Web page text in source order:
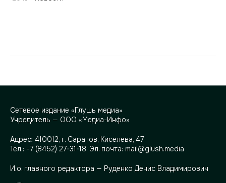
Сетевое издание «Глушь медиа»
Учредитель — ООО «Медиа-Инфо»
Адрес: 410012, г. Саратов, Киселева, 47
Тел.: +7 (8452) 27-31-18. Эл. почта: mail@glush.media
И.о. главного редактора — Руденко Денис Владимирович